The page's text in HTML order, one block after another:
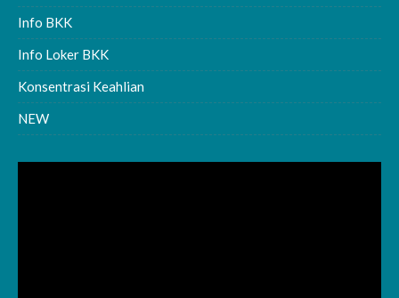
Info BKK
Info Loker BKK
Konsentrasi Keahlian
NEW